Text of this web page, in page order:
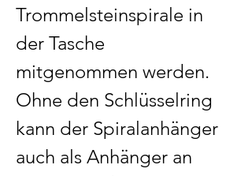
Trommelsteinspirale in
der Tasche
mitgenommen werden.
Ohne den Schlüsselring
kann der Spiralanhänger
auch als Anhänger an